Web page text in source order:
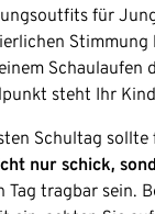
für
Stimmung
Schaulaufen
steht Ihr
Schultag sollte
nur schick,
Tag tragbar sein.